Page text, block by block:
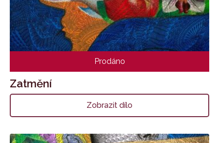
Prodáno
Zatmění
Zobrazit dílo